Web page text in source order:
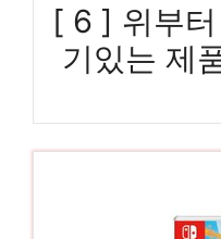
[ 6 ] 위부
기있는 제